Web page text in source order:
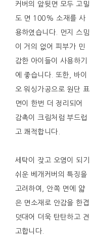
커버의 앞뒷면 모두 고밀
도 면 100% 소재를 사
용하였습니다. 먼지 스밈
이 거의 없어 피부가 민
감한 아이들이 사용하기
에 좋습니다. 또한, 바이
오 워싱가공으로 원단 표
면이 한번 더 정리되어
감촉이 크림처럼 부드럽
고 쾌적합니다.
세탁이 잦고 오염이 되기
쉬운 베개커버의 특징을
고려하여, 안쪽 면에 얇
은 면소재로 안감을 한겹
덧대어 더욱 탄탄하고 견
고합니다.